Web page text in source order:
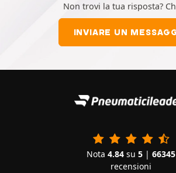
Non trovi la tua risposta?
INVIARE UN
Nota 4.84 su 5 | 66345
recensioni